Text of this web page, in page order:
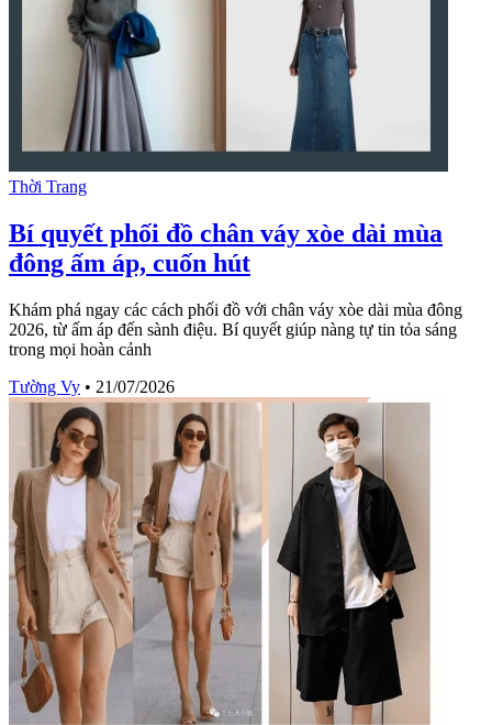
Thời Trang
Bí quyết phối đồ chân váy xòe dài mùa
đông ấm áp, cuốn hút
Khám phá ngay các cách phối đồ với chân váy xòe dài mùa đông
2026, từ ấm áp đến sành điệu. Bí quyết giúp nàng tự tin tỏa sáng
trong mọi hoàn cảnh
Tường Vy • 21/07/2026